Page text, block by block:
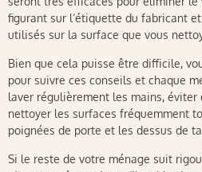
figurant sur l’étiquette du fabricant
utilisés sur la surface que vous
Bien que cela puisse être difficile,
pour suivre ces conseils et chaque
laver régulièrement les mains,
nettoyer les surfaces fréquemment
poignées de porte et les dessus de
Si le reste de votre ménage suit